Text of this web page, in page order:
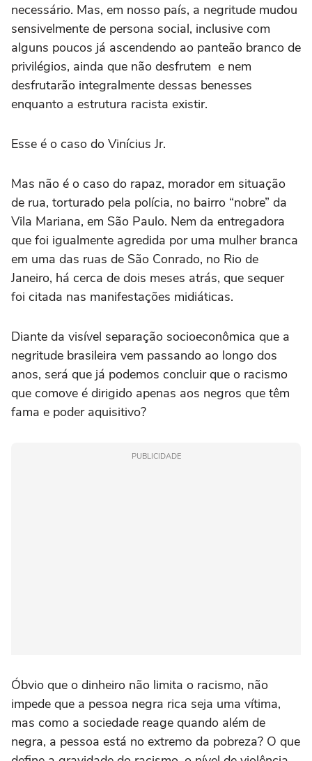
necessário. Mas, em nosso país, a negritude mudou
sensivelmente de persona social, inclusive com
alguns poucos já ascendendo ao panteão branco de
privilégios, ainda que não desfrutem e nem
desfrutarão integralmente dessas benesses
enquanto a estrutura racista existir.
Esse é o caso do Vinícius Jr.
Mas não é o caso do rapaz, morador em situação
de rua, torturado pela polícia, no bairro “nobre” da
Vila Mariana, em São Paulo. Nem da entregadora
que foi igualmente agredida por uma mulher branca
em uma das ruas de São Conrado, no Rio de
Janeiro, há cerca de dois meses atrás, que sequer
foi citada nas manifestações midiáticas.
Diante da visível separação socioeconômica que a
negritude brasileira vem passando ao longo dos
anos, será que já podemos concluir que o racismo
que comove é dirigido apenas aos negros que têm
fama e poder aquisitivo?
PUBLICIDADE
Óbvio que o dinheiro não limita o racismo, não
impede que a pessoa negra rica seja uma vítima,
mas como a sociedade reage quando além de
negra, a pessoa está no extremo da pobreza? O que